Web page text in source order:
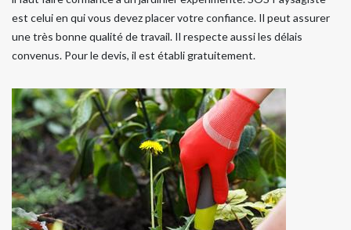
est celui en qui vous devez placer votre confiance. Il peut assurer
une très bonne qualité de travail. Il respecte aussi les délais
convenus. Pour le devis, il est établi gratuitement.